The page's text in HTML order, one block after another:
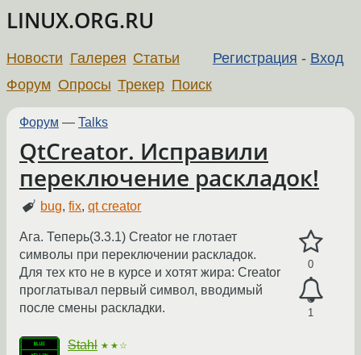
LINUX.ORG.RU
Регистрация - Вход
Новости Галерея Статьи
Форум Опросы Трекер Поиск
Форум — Talks
QtCreator. Исправили
переключение раскладок!
bug,fix,qt creator
0
1
Ага. Теперь(3.3.1) Creator не глотает
символы при переключении раскладок.
Для тех кто не в курсе и хотят жира: Creator
проглатывал первый символ, вводимый
после смены раскладки.
Stahl ★★☆